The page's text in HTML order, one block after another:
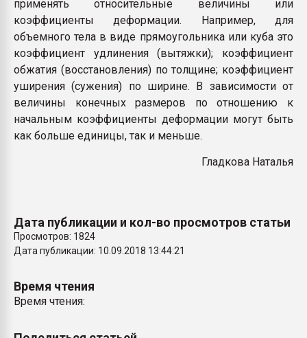
применять относительные величины или
коэффициенты деформации. Например, для
объемного тела в виде прямоугольника или куба это
коэффициент удлинения (вытяжки); коэффициент
обжатия (восстановления) по толщине; коэффициент
уширения (сужения) по ширине. В зависимости от
величины конечных размеров по отношению к
начальным коэффициенты деформации могут быть
как больше единицы, так и меньше.
Гладкова Наталья
Дата публикации и кол-во просмотров статьи
Просмотров: 1824
Дата публикации: 10.09.2018 13:44:21
Время чтения
Время чтения: